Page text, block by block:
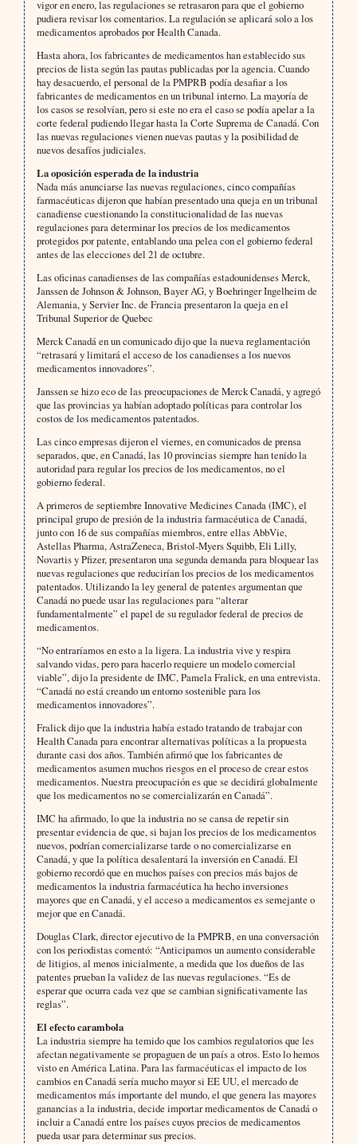
vigor en enero, las regulaciones se retrasaron para que el gobierno
pudiera revisar los comentarios. La regulación se aplicará solo a los
medicamentos aprobados por Health Canada.
Hasta ahora, los fabricantes de medicamentos han establecido sus
precios de lista según las pautas publicadas por la agencia. Cuando
hay desacuerdo, el personal de la PMPRB podía desafiar a los
fabricantes de medicamentos en un tribunal interno. La mayoría de
los casos se resolvían, pero si este no era el caso se podía apelar a la
corte federal pudiendo llegar hasta la Corte Suprema de Canadá. Con
las nuevas regulaciones vienen nuevas pautas y la posibilidad de
nuevos desafíos judiciales.
La oposición esperada de la industria
Nada más anunciarse las nuevas regulaciones, cinco compañías
farmacéuticas dijeron que habían presentado una queja en un tribunal
canadiense cuestionando la constitucionalidad de las nuevas
regulaciones para determinar los precios de los medicamentos
protegidos por patente, entablando una pelea con el gobierno federal
antes de las elecciones del 21 de octubre.
Las oficinas canadienses de las compañías estadounidenses Merck,
Janssen de Johnson & Johnson, Bayer AG, y Boehringer Ingelheim de
Alemania, y Servier Inc. de Francia presentaron la queja en el
Tribunal Superior de Quebec
Merck Canadá en un comunicado dijo que la nueva reglamentación
“retrasará y limitará el acceso de los canadienses a los nuevos
medicamentos innovadores”.
Janssen se hizo eco de las preocupaciones de Merck Canadá, y agregó
que las provincias ya habían adoptado políticas para controlar los
costos de los medicamentos patentados.
Las cinco empresas dijeron el viernes, en comunicados de prensa
separados, que, en Canadá, las 10 provincias siempre han tenido la
autoridad para regular los precios de los medicamentos, no el
gobierno federal.
A primeros de septiembre Innovative Medicines Canada (IMC), el
principal grupo de presión de la industria farmacéutica de Canadá,
junto con 16 de sus compañías miembros, entre ellas AbbVie,
Astellas Pharma, AstraZeneca, Bristol-Myers Squibb, Eli Lilly,
Novartis y Pfizer, presentaron una segunda demanda para bloquear las
nuevas regulaciones que reducirían los precios de los medicamentos
patentados. Utilizando la ley general de patentes argumentan que
Canadá no puede usar las regulaciones para “alterar
fundamentalmente” el papel de su regulador federal de precios de
medicamentos.
“No entraríamos en esto a la ligera. La industria vive y respira
salvando vidas, pero para hacerlo requiere un modelo comercial
viable”, dijo la presidente de IMC, Pamela Fralick, en una entrevista.
“Canadá no está creando un entorno sostenible para los
medicamentos innovadores”.
Fralick dijo que la industria había estado tratando de trabajar con
Health Canada para encontrar alternativas políticas a la propuesta
durante casi dos años. También afirmó que los fabricantes de
medicamentos asumen muchos riesgos en el proceso de crear estos
medicamentos. Nuestra preocupación es que se decidirá globalmente
que los medicamentos no se comercializarán en Canadá”.
IMC ha afirmado, lo que la industria no se cansa de repetir sin
presentar evidencia de que, si bajan los precios de los medicamentos
nuevos, podrían comercializarse tarde o no comercializarse en
Canadá, y que la política desalentará la inversión en Canadá. El
gobierno recordó que en muchos países con precios más bajos de
medicamentos la industria farmacéutica ha hecho inversiones
mayores que en Canadá, y el acceso a medicamentos es semejante o
mejor que en Canadá.
Douglas Clark, director ejecutivo de la PMPRB, en una conversación
con los periodistas comentó: “Anticipamos un aumento considerable
de litigios, al menos inicialmente, a medida que los dueños de las
patentes prueban la validez de las nuevas regulaciones. “Es de
esperar que ocurra cada vez que se cambian significativamente las
reglas”.
El efecto carambola
La industria siempre ha temido que los cambios regulatorios que les
afectan negativamente se propaguen de un país a otros. Esto lo hemos
visto en América Latina. Para las farmacéuticas el impacto de los
cambios en Canadá sería mucho mayor si EE UU, el mercado de
medicamentos más importante del mundo, el que genera las mayores
ganancias a la industria, decide importar medicamentos de Canadá o
incluir a Canadá entre los países cuyos precios de medicamentos
pueda usar para determinar sus precios.